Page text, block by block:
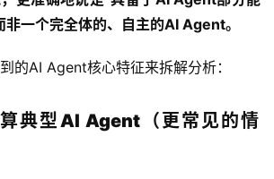
非一个完全体的、自主的AI Agent。
的AI Agent核心特征来拆解分析：
典型AI Agent（更常见的情